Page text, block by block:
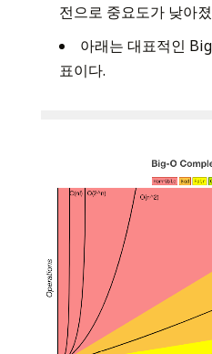
전으로 중요도가 낮아
아래는 대표적인
표이다.